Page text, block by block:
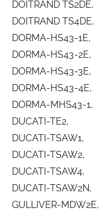
DOITRAND TS2DE,
DOITRAND TS4DE,
DORMA-HS43-1E,
DORMA-HS43-2E,
DORMA-HS43-3E,
DORMA-HS43-4E,
DORMA-MHS43-1,
DUCATI-TE2,
DUCATI-TSAW1,
DUCATI-TSAW2,
DUCATI-TSAW4,
DUCATI-TSAW2N,
GULLIVER-MDW2E,